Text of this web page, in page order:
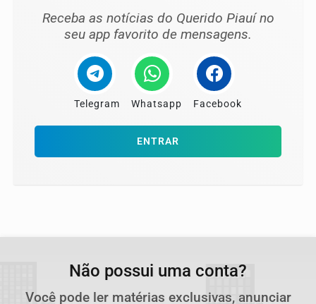
Receba as notícias do Querido Piauí no
seu app favorito de mensagens.
Telegram Whatsapp Facebook
ENTRAR
Não possui uma conta?
Você pode ler matérias exclusivas, anunciar